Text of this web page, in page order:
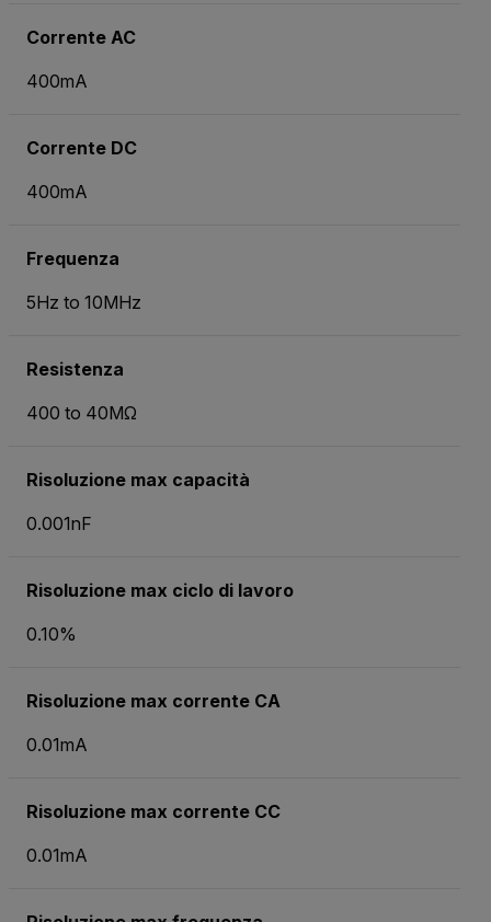
Corrente AC
400mA
Corrente DC
400mA
Frequenza
5Hz to 10MHz
Resistenza
400 to 40MΩ
Risoluzione max capacità
0.001nF
Risoluzione max ciclo di lavoro
0.10%
Risoluzione max corrente CA
0.01mA
Risoluzione max corrente CC
0.01mA